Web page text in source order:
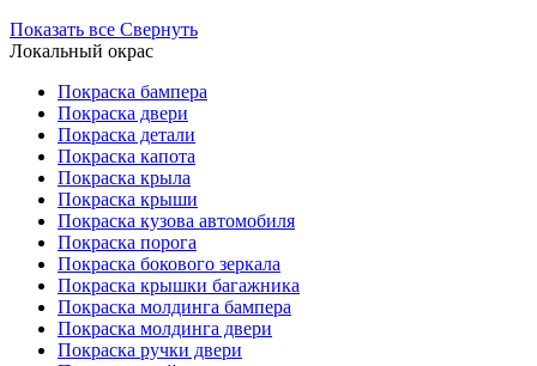
Показать все Свернуть
Локальный окрас
Покраска бампера
Покраска двери
Покраска детали
Покраска капота
Покраска крыла
Покраска крыши
Покраска кузова автомобиля
Покраска порога
Покраска бокового зеркала
Покраска крышки багажника
Покраска молдинга бампера
Покраска молдинга двери
Покраска ручки двери